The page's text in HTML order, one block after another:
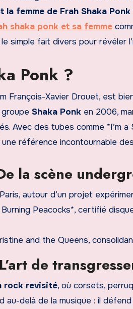
la femme de Frah Shaka Ponk
shaka ponk et sa femme
simple fait divers pour révéler
Ponk ?
François-Xavier Drouet, est
Shaka Ponk en 2006,
Avec des tubes comme *I’m
référence incontournable
la scène
autour d’un projet
Peacocks*, certifié
and the Queens,
de
rock revisité, où corsets,
au-delà de la musique : il